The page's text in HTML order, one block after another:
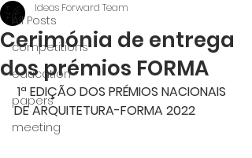
All Posts
competitions
education
papers
meeting
Cerimónia de entrega
dos prémios FORMA
Ideas Forward Team
DE ARQUITETURA-FORMA 2022